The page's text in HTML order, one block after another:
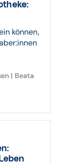
können,
| Beata